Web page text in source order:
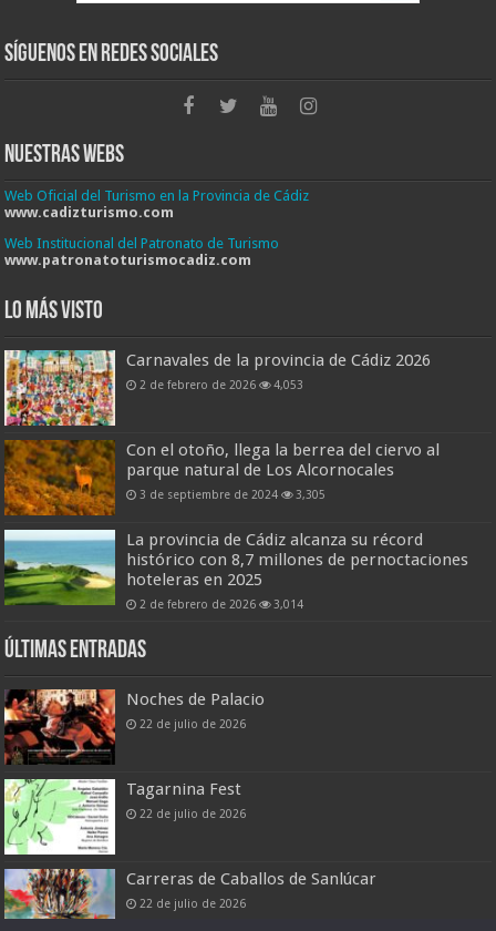
Síguenos en Redes Sociales
Nuestras Webs
Web Oficial del Turismo en la Provincia de Cádiz
www.cadizturismo.com
Web Institucional del Patronato de Turismo
www.patronatoturismocadiz.com
Lo más visto
Carnavales de la provincia de Cádiz 2026
2 de febrero de 2026 4,053
Con el otoño, llega la berrea del ciervo al
parque natural de Los Alcornocales
3 de septiembre de 2024 3,305
La provincia de Cádiz alcanza su récord
histórico con 8,7 millones de pernoctaciones
hoteleras en 2025
2 de febrero de 2026 3,014
Últimas entradas
Noches de Palacio
22 de julio de 2026
Tagarnina Fest
22 de julio de 2026
Carreras de Caballos de Sanlúcar
22 de julio de 2026